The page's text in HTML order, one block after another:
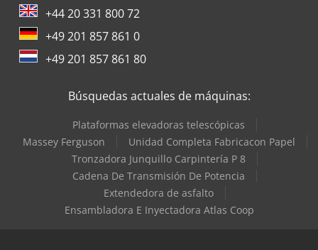
+44 20 331 800 72
+49 201 857 861 0
+49 201 857 861 80
Búsquedas actuales de máquinas:
Plataformas elevadoras telescópicas
Massey Ferguson
Unidad Completa Fabricacon Papel
Tronzadora Junquillo Carpintería P 8
Cadena De Transmisión De Potencia
Extendedora de asfalto
Ensambladora E Inyectadora Atlas Coop